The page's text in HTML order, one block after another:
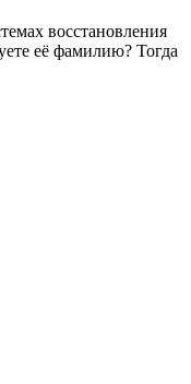
восстановления
её фамилию? Тогда